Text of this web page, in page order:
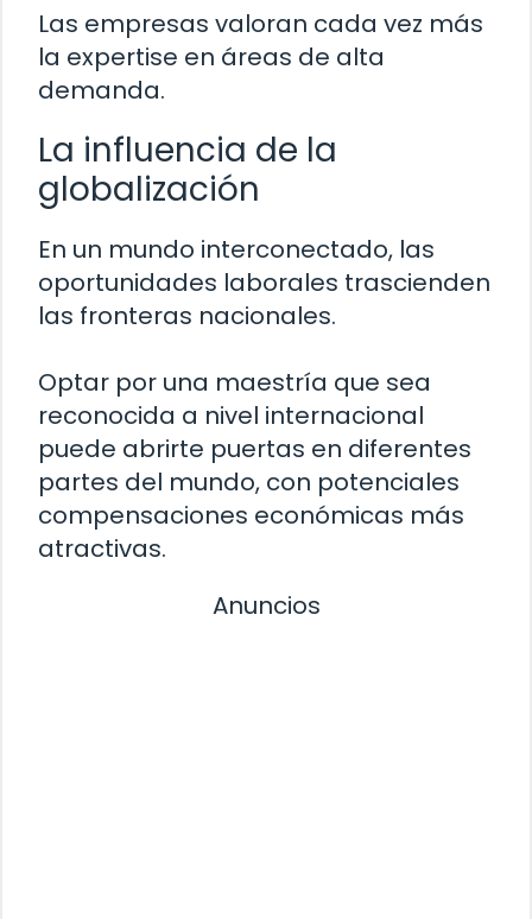
Las empresas valoran cada vez más
la expertise en áreas de alta
demanda.
La influencia de la
globalización
En un mundo interconectado, las
oportunidades laborales trascienden
las fronteras nacionales.
Optar por una maestría que sea
reconocida a nivel internacional
puede abrirte puertas en diferentes
partes del mundo, con potenciales
compensaciones económicas más
atractivas.
Anuncios